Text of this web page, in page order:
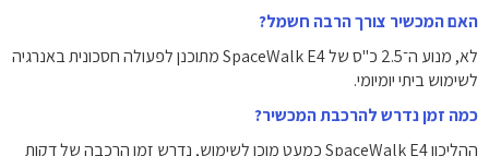
האם המכשיר צורך הרבה חשמל?
לא, מנוע ה־‎2.5 כ"ס של SpaceWalk E4 מתוכנן לפעולה חסכונית באנרגיה
לשימוש ביתי יומיומי.
כמה זמן נדרש להרכבת המכשיר?
ההליכון SpaceWalk E4 כמעט מוכן לשימוש, נדרש זמן הרכבה של דקות